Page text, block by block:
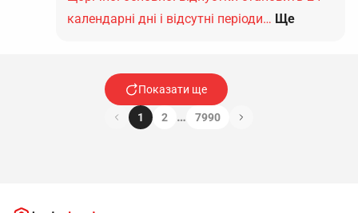
календарні дні і відсутні періоди… Ще
Показати ще
1 2 … 7990